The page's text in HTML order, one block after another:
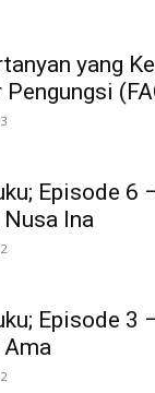
yang
Episode 6
Ina
Episode 3
Ama